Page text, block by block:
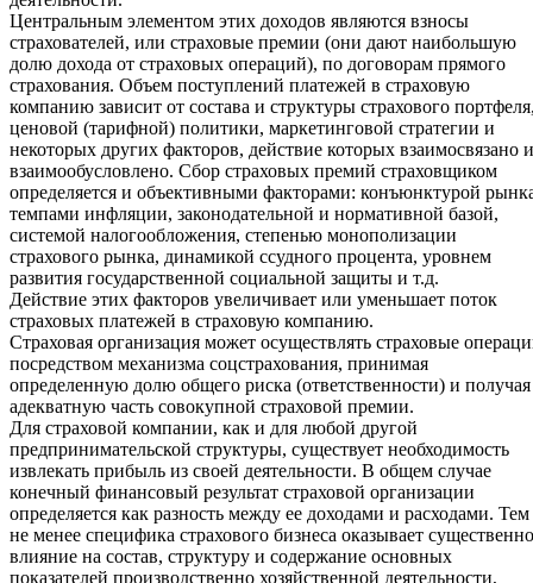
Центральным элементом этих доходов являются взносы
страхователей, или страховые премии (они дают наибольшую
долю дохода от страховых операций), по договорам прямого
страхования. Объем поступлений платежей в страховую
компанию зависит от состава и структуры страхового
ценовой (тарифной) политики, маркетинговой стратегии и
некоторых других факторов, действие которых взаимосвязано и
взаимообусловлено. Сбор страховых премий страховщиком
определяется и объективными факторами: конъюнктурой
темпами инфляции, законодательной и нормативной базой,
системой налогообложения, степенью монополизации
страхового рынка, динамикой ссудного процента, уровнем
развития государственной социальной защиты и т.д.
Действие этих факторов увеличивает или уменьшает поток
страховых платежей в страховую компанию.
Страховая организация может осуществлять страховые
посредством механизма соцстрахования, принимая
определенную долю общего риска (ответственности) и получая
адекватную часть совокупной страховой премии.
Для страховой компании, как и для любой другой
предпринимательской структуры, существует необходимость
извлекать прибыль из своей деятельности. В общем случае
конечный финансовый результат страховой организации
определяется как разность между ее доходами и расходами. Тем
не менее специфика страхового бизнеса оказывает
влияние на состав, структуру и содержание основных
показателей производственно хозяйственной деятельности,